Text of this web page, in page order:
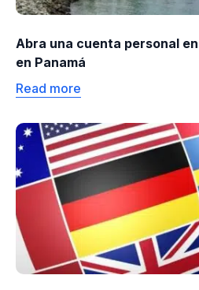
Abra una cuenta personal
en Panamá
Read more